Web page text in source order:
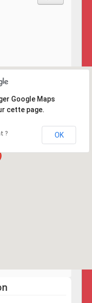
Google Maps
cette page.
? OK